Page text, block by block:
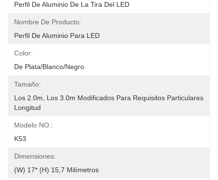
Perfil De Aluminio De La Tira Del LED
Nombre De Producto:
Perfil De Aluminio Para LED
Color:
De Plata/blanco/negro
Tamaño:
Los 2.0m, Los 3.0m Modificados Para Requisitos Particulares
Longitud
Modelo NO.:
K53
Dimensiones:
(W) 17* (H) 15,7 Milímetros